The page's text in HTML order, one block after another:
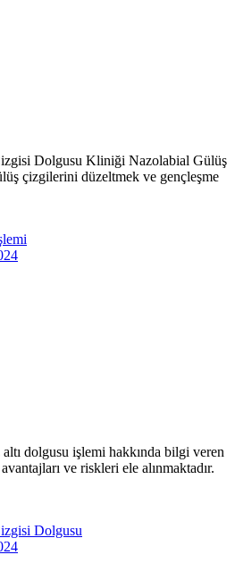
Dolgusu Kliniği Nazolabial Gülüş
çizgilerini düzeltmek ve gençleşme
dolgusu işlemi hakkında bilgi veren
ve riskleri ele alınmaktadır.
Dolgusu